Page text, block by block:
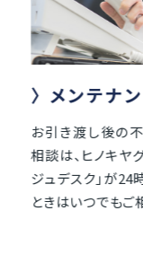
ェル
った
Z空調
「Z空調（ゼッ
プ独自の全館
も快適な空間